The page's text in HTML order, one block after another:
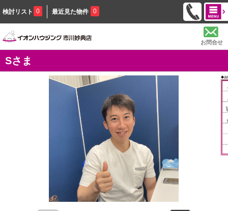
検討リスト 0 最近見た物件 0
お問合せ
Sさま